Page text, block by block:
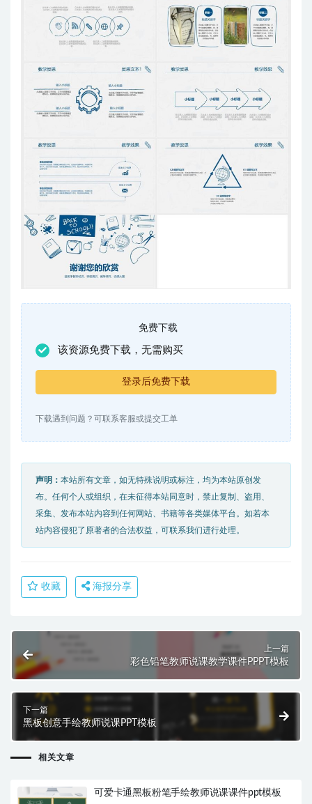
免费下载
该资源免费下载，无需购买
登录后免费下载
下载遇到问题？可联系客服或提交工单
声明： 本站所有文章，如无特殊说明或标注，均为本站原创发
布。任何个人或组织，在未征得本站同意时，禁止复制、盗用、
采集、发布本站内容到任何网站、书籍等各类媒体平台。如若本
站内容侵犯了原著者的合法权益，可联系我们进行处理。
收藏 海报分享
上一篇
彩色铅笔教师说课教学课件PPPT模板
下一篇
黑板创意手绘教师说课PPT模板
相关文章
可爱卡通黑板粉笔手绘教师说课课件ppt模板